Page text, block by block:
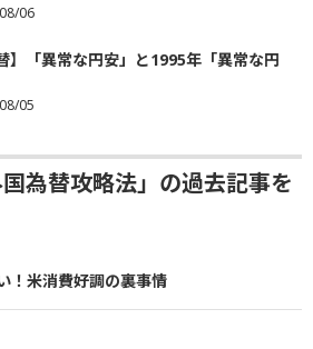
06
替】「異常な円安」と1995年「異常な円
05
国為替攻略法」の過去記事を
！米消費好調の裏事情